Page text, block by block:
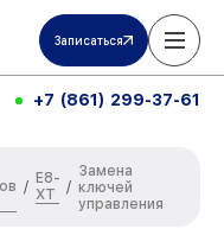
Записаться
+7 (861) 299-37-61
/
E8-
XT
/
Замена
ключей
управления